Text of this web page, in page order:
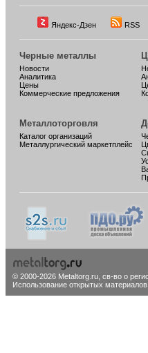
Яндекс-Дзен RSS
Черные металлы
Новости
Аналитика
Цены
Коммерческие предложения
Металлоторговля
Каталог организаций
Металлургический маркетплейс
© 2000-2026 Metaltorg.ru, св-во о
Использование открытых